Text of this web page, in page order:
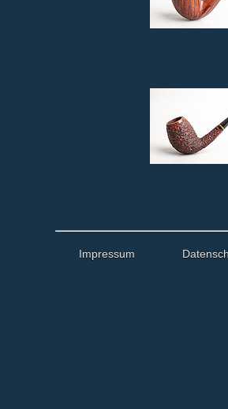
Impressum